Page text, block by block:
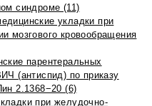
синдроме (11)
укладки при
мозгового кровообращения
парентеральных
(антиспид) по приказу
2.1368−20 (6)
при желудочно-